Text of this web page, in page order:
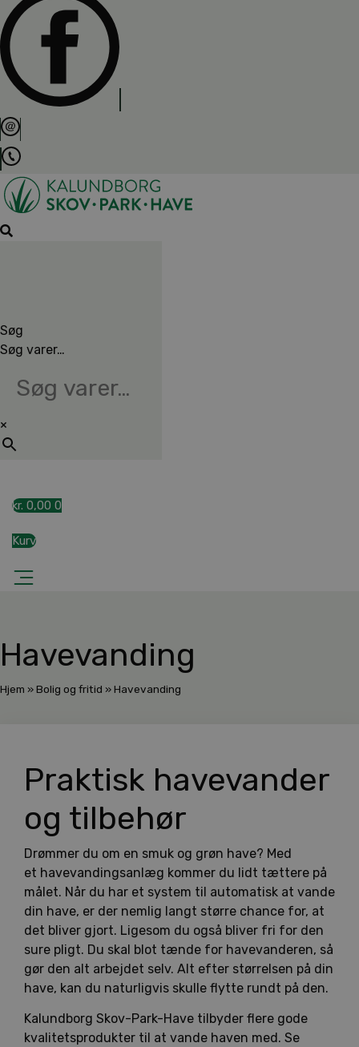
Søg
Søg varer…
×
kr. 0,00 0
Kurv
Havevanding
Hjem »Bolig og fritid »Havevanding
Praktisk havevander
og tilbehør
Drømmer du om en smuk og grøn have? Med
et havevandingsanlæg kommer du lidt tættere på
målet. Når du har et system til automatisk at vande
din have, er der nemlig langt større chance for, at
det bliver gjort. Ligesom du også bliver fri for den
sure pligt. Du skal blot tænde for havevanderen, så
gør den alt arbejdet selv. Alt efter størrelsen på din
have, kan du naturligvis skulle flytte rundt på den.
Kalundborg Skov-Park-Have tilbyder flere gode
kvalitetsprodukter til at vande haven med. Se